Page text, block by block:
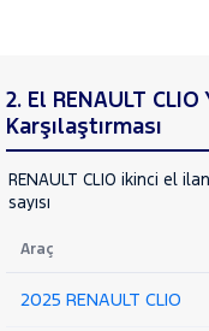
2. El RENAULT
Karşılaştırması
RENAULT CLIO ikinci el
sayısı
Araç
2025 RENAULT CLIO